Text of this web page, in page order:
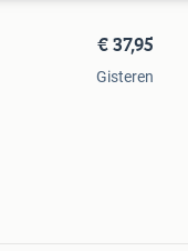
€ 37,95
Gisteren